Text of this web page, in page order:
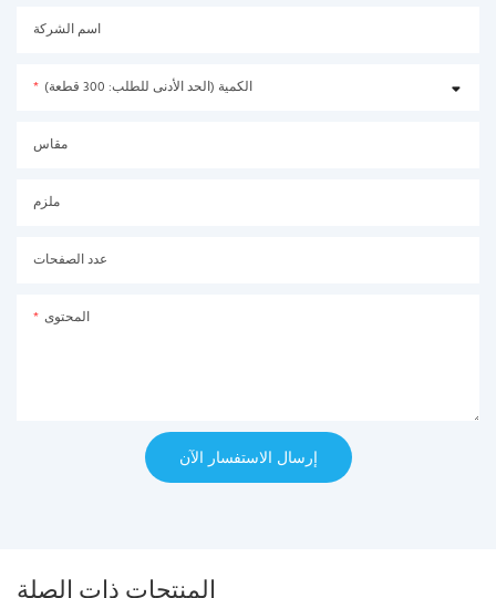
اسم الشركة
الكمية (الحد الأدنى للطلب: 300 قطعة)
مقاس
ملزم
عدد الصفحات
المحتوى
إرسال الاستفسار الآن
المنتجات ذات الصلة